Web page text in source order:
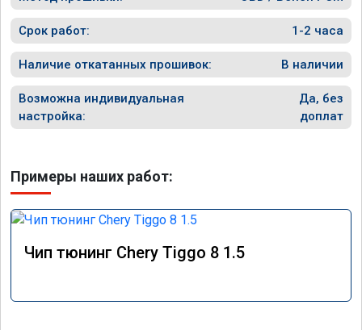
Срок работ: 1-2 часа
Наличие откатанных прошивок: В наличии
Возможна индивидуальная
настройка:
Да, без
доплат
Примеры наших работ:
Чип тюнинг Chery Tiggo 8 1.5